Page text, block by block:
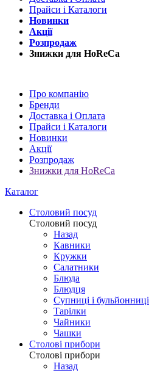
Прайси і Каталоги
Новинки
Акції
Розпродаж
Знижки для HoReCa
Про компанію
Бренди
Доставка і Оплата
Прайси і Каталоги
Новинки
Акції
Розпродаж
Знижки для HoReCa
Каталог
Столовий посуд
Столовий посуд
Назад
Кавники
Кружки
Салатники
Блюда
Блюдця
Супниці і бульйонниці
Тарілки
Чайники
Чашки
Столові прибори
Столові прибори
Назад